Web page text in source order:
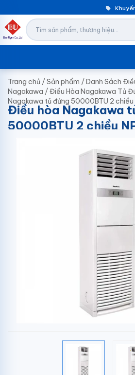
Trang chủ /Sản phẩm /Danh Sách
Nagakawa /Điều Hòa Nagakawa Tủ
Nagakawa tủ đứng 50000BTU 2 chiều
Điều hòa Nagakawa
50000BTU 2 chiều